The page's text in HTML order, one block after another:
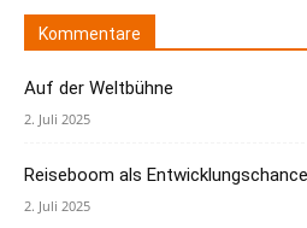
Kommentare
Auf der Weltbühne
2. Juli 2025
Reiseboom als Entwicklungschance
2. Juli 2025